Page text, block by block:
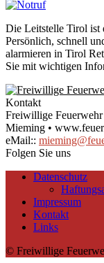
Die Leitstelle Tirol ist
Persönlich, schnell
alarmieren in Tirol
Sie mit wichtigen
Kontakt
Freiwillige
Mieming •
eMail::
Folgen Sie uns
Datenschutz
Impressum
Kontakt
Links
© Freiwillige